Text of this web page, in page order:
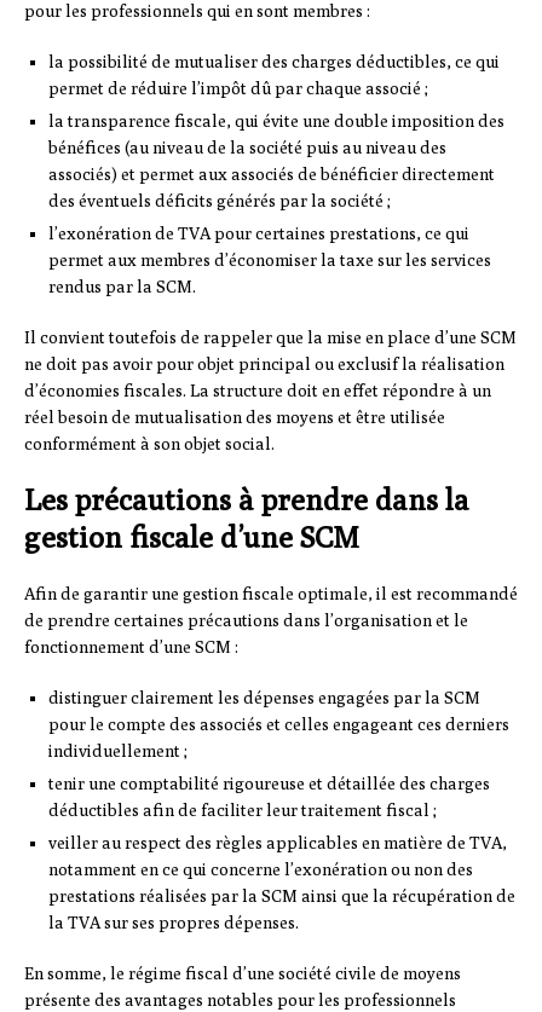
pour les professionnels qui en sont membres :
la possibilité de mutualiser des charges déductibles, ce qui
permet de réduire l’impôt dû par chaque associé ;
la transparence fiscale, qui évite une double imposition des
bénéfices (au niveau de la société puis au niveau des
associés) et permet aux associés de bénéficier directement
des éventuels déficits générés par la société ;
l’exonération de TVA pour certaines prestations, ce qui
permet aux membres d’économiser la taxe sur les services
rendus par la SCM.
Il convient toutefois de rappeler que la mise en place d’une SCM
ne doit pas avoir pour objet principal ou exclusif la réalisation
d’économies fiscales. La structure doit en effet répondre à un
réel besoin de mutualisation des moyens et être utilisée
conformément à son objet social.
Les précautions à prendre dans la
gestion fiscale d’une SCM
Afin de garantir une gestion fiscale optimale, il est recommandé
de prendre certaines précautions dans l’organisation et le
fonctionnement d’une SCM :
distinguer clairement les dépenses engagées par la SCM
pour le compte des associés et celles engageant ces derniers
individuellement ;
tenir une comptabilité rigoureuse et détaillée des charges
déductibles afin de faciliter leur traitement fiscal ;
veiller au respect des règles applicables en matière de TVA,
notamment en ce qui concerne l’exonération ou non des
prestations réalisées par la SCM ainsi que la récupération de
la TVA sur ses propres dépenses.
En somme, le régime fiscal d’une société civile de moyens
présente des avantages notables pour les professionnels